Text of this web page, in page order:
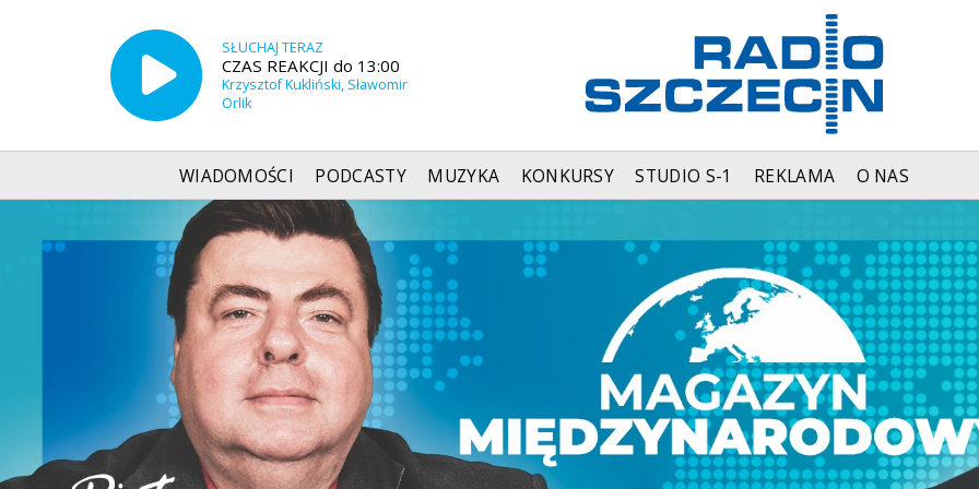
SŁUCHAJ TERAZ
CZAS REAKCJI do 13:00
Krzysztof Kukliński, Sławomir
Orlik
WIADOMOŚCI PODCASTY MUZYKA KONKURSY STUDIO S-1 REKLAMA O NAS